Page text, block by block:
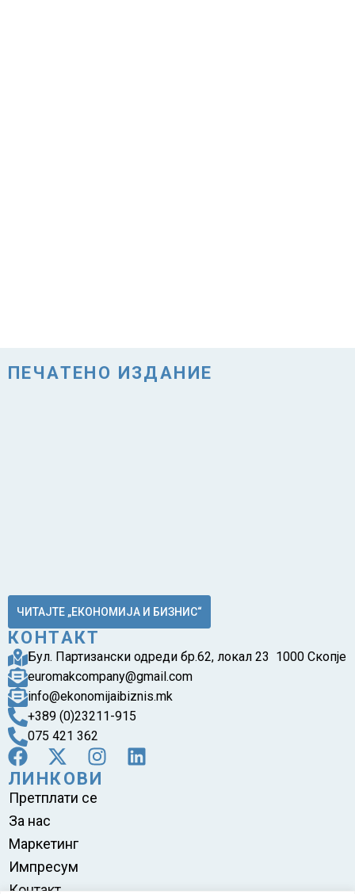
ПЕЧАТЕНО ИЗДАНИЕ
ЧИТАЈТЕ „ЕКОНОМИЈА И БИЗНИС“
КОНТАКТ
Бул. Партизански одреди бр.62, локал 23 1000 Скопје
euromakcompany@gmail.com
info@ekonomijaibiznis.mk
+389 (0)23211-915
075 421 362
ЛИНКОВИ
Претплати се
За нас
Маркетинг
Импресум
Контакт